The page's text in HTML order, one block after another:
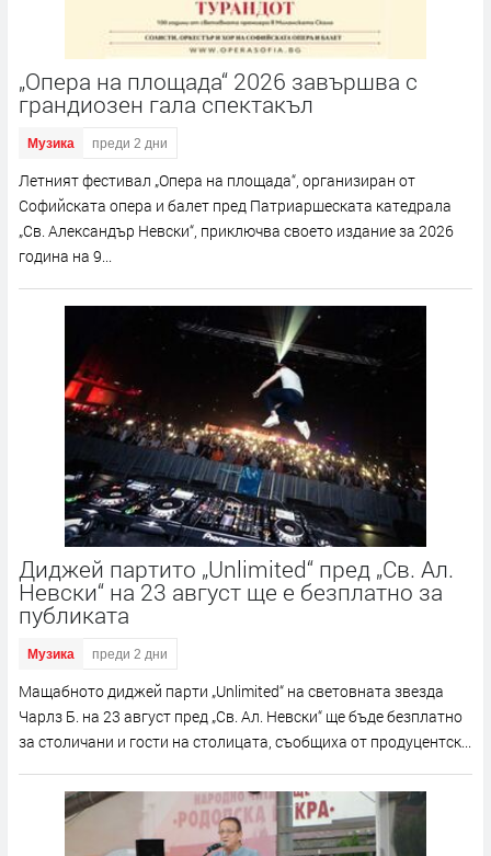
„Опера на площада“ 2026 завършва с
грандиозен гала спектакъл
Музика преди 2 дни
Летният фестивал „Опера на площада“, организиран от
Софийската опера и балет пред Патриаршеската катедрала
„Св. Александър Невски“, приключва своето издание за 2026
година на 9...
Диджей партито „Unlimited“ пред „Св. Ал.
Невски“ на 23 август ще е безплатно за
публиката
Музика преди 2 дни
Мащабното диджей парти „Unlimited“ на световната звезда
Чарлз Б. на 23 август пред „Св. Ал. Невски“ ще бъде безплатно
за столичани и гости на столицата, съобщиха от продуцентск...